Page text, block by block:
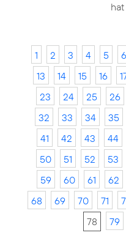
1 2 3 4 5 6
13
14 15 16
23
24 25 26
32
33 34 35
41
42 43 44
50
51 52 53
59
60 61 62
68
69 70 71
78
79